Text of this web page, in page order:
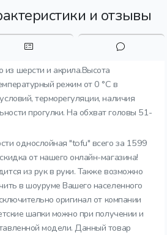
и отзывы
из шерсти и акрила.Высота
режим от 0 °C в
терморегуляции, наличия
прогулки. На обхват головы 51-
однослойная "tofu" всего за 1599
от нашего онлайн-магазина!
из рук в руки. Также возможно
в шоуруме Вашего населенного
оригинал от компании
шапки можно при получении и
модели. Данный товар